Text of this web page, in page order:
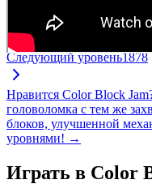
Следующий уровень1878
Нравится Color Block
головоломка с тем же
блоков, улучшенной
уровнями! →
Играть в Color